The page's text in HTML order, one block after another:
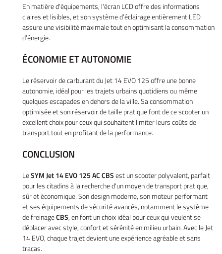
En matière d'équipements, l'écran LCD offre des informations
claires et lisibles, et son système d’éclairage entièrement LED
assure une visibilité maximale tout en optimisant la consommation
d’énergie.
ÉCONOMIE ET AUTONOMIE
Le réservoir de carburant du Jet 14 EVO 125 offre une bonne
autonomie, idéal pour les trajets urbains quotidiens ou même
quelques escapades en dehors de la ville. Sa consommation
optimisée et son réservoir de taille pratique font de ce scooter un
excellent choix pour ceux qui souhaitent limiter leurs coûts de
transport tout en profitant de la performance.
CONCLUSION
LeSYM Jet 14 EVO 125 AC CBSest un scooter polyvalent, parfait
pour les citadins à la recherche d'un moyen de transport pratique,
sûr et économique. Son design moderne, son moteur performant
et ses équipements de sécurité avancés, notamment le système
de freinageCBS, en font un choix idéal pour ceux qui veulent se
déplacer avec style, confort et sérénité en milieu urbain. Avec le Jet
14 EVO, chaque trajet devient une expérience agréable et sans
tracas.